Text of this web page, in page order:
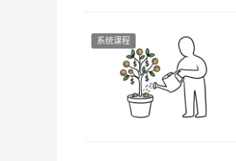
系统课程